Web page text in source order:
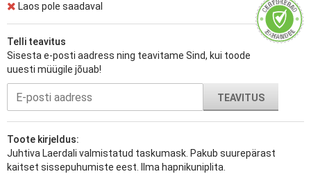
Laos pole saadaval
Telli teavitus
Sisesta e-posti aadress ning teavitame Sind, kui toode
uuesti müügile jõuab!
TEAVITUS
Toote kirjeldus:
Juhtiva Laerdali valmistatud taskumask. Pakub suurepärast
kaitset sissepuhumiste eest. Ilma hapnikuniplita.